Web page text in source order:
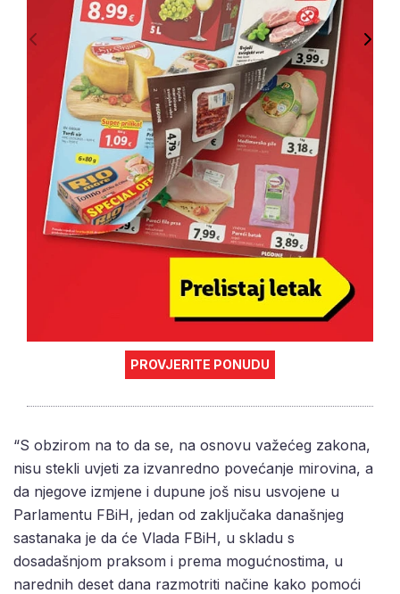
PROVJERITE PONUDU
“S obzirom na to da se, na osnovu važećeg zakona,
nisu stekli uvjeti za izvanredno povećanje mirovina, a
da njegove izmjene i dupune još nisu usvojene u
Parlamentu FBiH, jedan od zaključaka današnjeg
sastanaka je da će Vlada FBiH, u skladu s
dosadašnjom praksom i prema mogućnostima, u
narednih deset dana razmotriti načine kako pomoći